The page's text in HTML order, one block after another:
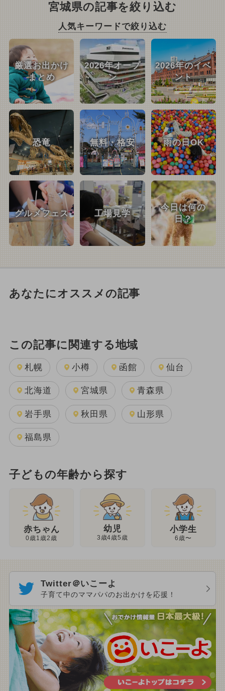
宮城県の記事を絞り込む
人気キーワードで絞り込む
厳選お出かけ
まとめ
2026年オープ
ン
2026年のイベ
ント
恐竜 無料・格安 雨の日OK
グルメフェス 工場見学
今日は何の
日？
あなたにオススメの記事
この記事に関連する地域
札幌 小樽 函館 仙台
北海道 宮城県 青森県
岩手県 秋田県 山形県
福島県
子どもの年齢から探す
赤ちゃん
0歳1歳2歳
幼児
3歳4歳5歳
小学生
6歳〜
Twitter＠いこーよ
子育て中のママパパのお出かけを応援！